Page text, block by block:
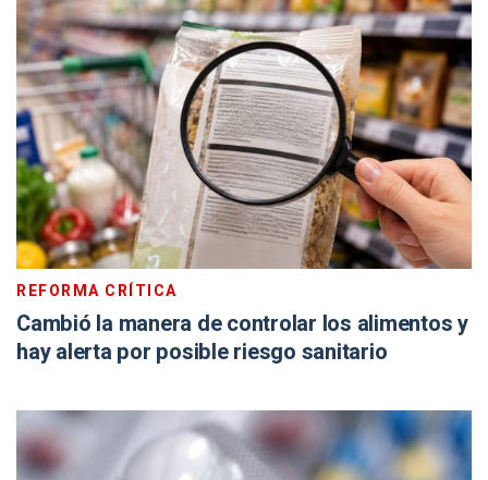
REFORMA CRÍTICA
Cambió la manera de controlar los alimentos y
hay alerta por posible riesgo sanitario